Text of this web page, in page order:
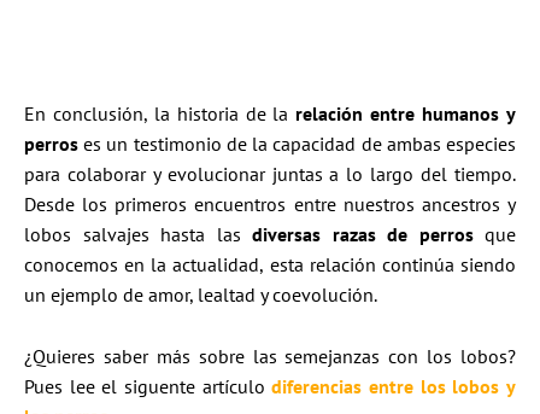
En conclusión, la historia de larelación entre humanos y
perroses un testimonio de la capacidad de ambas especies
para colaborar y evolucionar juntas a lo largo del tiempo.
Desde los primeros encuentros entre nuestros ancestros y
lobos salvajes hasta las diversas razas de perrosque
conocemos en la actualidad, esta relación continúa siendo
un ejemplo de amor, lealtad y coevolución.
¿Quieres saber más sobre las semejanzas con los lobos?
Pues lee el siguente artículodiferencias entre los lobos y